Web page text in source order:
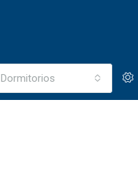
Dormitorios